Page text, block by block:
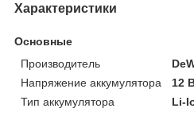
Характеристики
Основные
Производитель
Напряжение аккумулятора
12
Тип аккумулятора
Li-